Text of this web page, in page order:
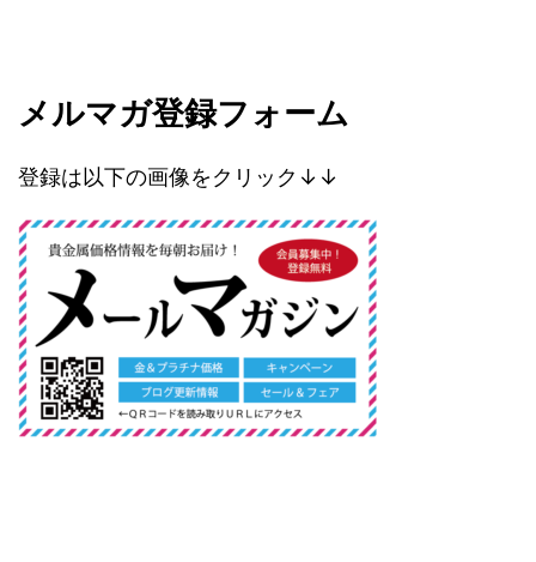
メルマガ登録フォーム
登録は以下の画像をクリック↓↓